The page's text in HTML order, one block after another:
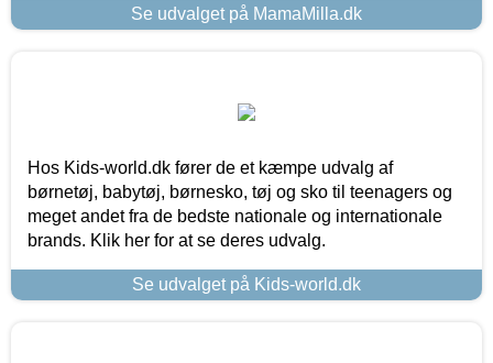
Se udvalget på MamaMilla.dk
Hos Kids-world.dk fører de et kæmpe udvalg af
børnetøj, babytøj, børnesko, tøj og sko til teenagers og
meget andet fra de bedste nationale og internationale
brands. Klik her for at se deres udvalg.
Se udvalget på Kids-world.dk